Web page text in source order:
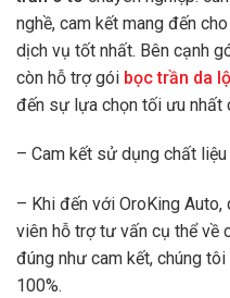
nghề, cam kết mang đến
dịch vụ tốt nhất. Bên cạnh
còn hỗ trợ gói bọc trần da
đến sự lựa chọn tối ưu nhất
– Cam kết sử dụng chất
– Khi đến với OroKing
viên hỗ trợ tư vấn cụ thể về
đúng như cam kết, chúng
100%.